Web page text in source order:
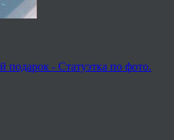
- Статуэтка по фото.